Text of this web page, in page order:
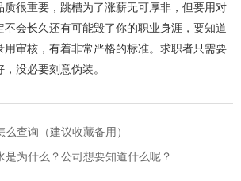
很重要，跳槽为了涨薪无可厚非，但要用对
会长久还有可能毁了你的职业身涯，要知道
用审核，有着非常严格的标准。求职者只需要
没必要刻意伪装。
查询（建议收藏备用）
是为什么？公司想要知道什么呢？